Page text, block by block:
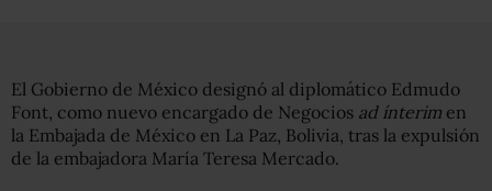
El Gobierno de México designó al diplomático Edmudo
Font, como nuevo encargado de Negocios ad ínterim en
la Embajada de México en La Paz, Bolivia, tras la expulsión
de la embajadora María Teresa Mercado.